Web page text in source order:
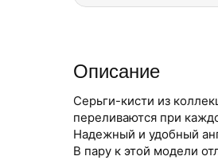
Описание
Серьги-кисти из
переливаются при
Надежный и удобный
В пару к этой модели